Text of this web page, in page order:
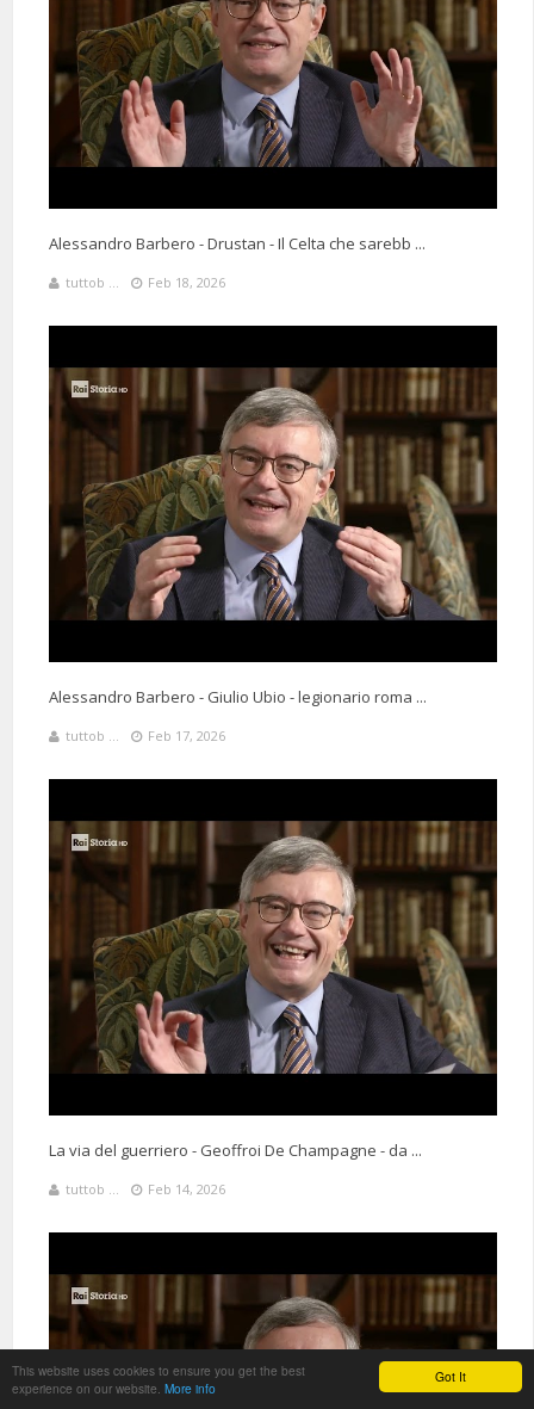
Got It
This website uses cookies to ensure you get the best
experience on our website. More info
Alessandro Barbero - Drustan - Il Celta che sarebb ...
tuttob ... Feb 18, 2026
Alessandro Barbero - Giulio Ubio - legionario roma ...
tuttob ... Feb 17, 2026
La via del guerriero - Geoffroi De Champagne - da ...
tuttob ... Feb 14, 2026